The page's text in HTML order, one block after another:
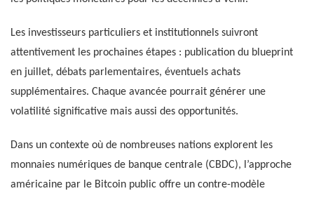
Les investisseurs particuliers et institutionnels suivront
attentivement les prochaines étapes : publication du blueprint
en juillet, débats parlementaires, éventuels achats
supplémentaires. Chaque avancée pourrait générer une
volatilité significative mais aussi des opportunités.
Dans un contexte où de nombreuses nations explorent les
monnaies numériques de banque centrale (CBDC), l’approche
américaine par le Bitcoin public offre un contre-modèle